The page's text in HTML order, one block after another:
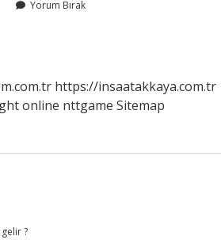
Yorum Bırak
https://insaatakkaya.com.tr
online nttgame Sitemap
?